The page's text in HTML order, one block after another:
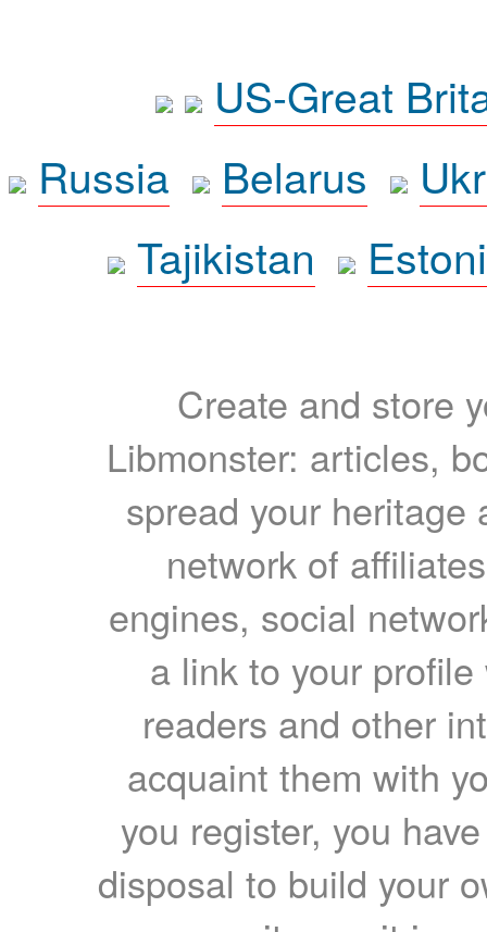
US-Great
Russia
Belarus
Tajikistan
Create and store
Libmonster: articles,
spread your heritage
network of
engines, social
a link to your
readers and other
acquaint them with
you register, you
disposal to build your